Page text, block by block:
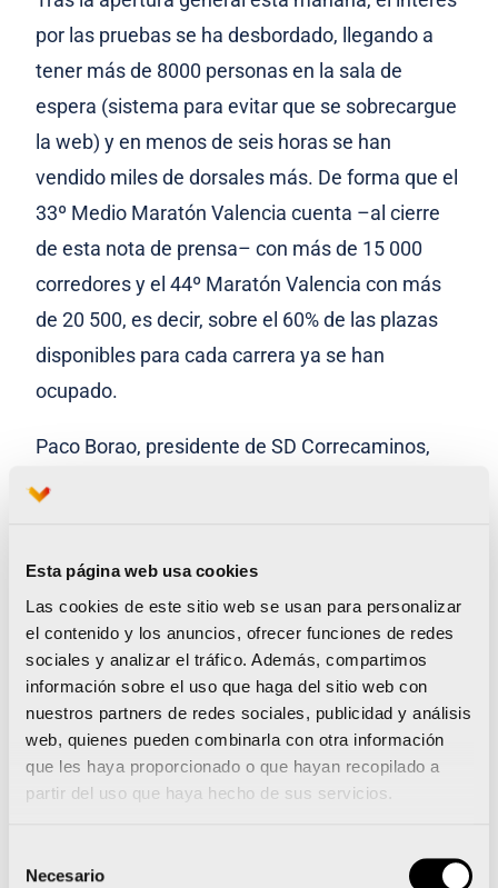
Esta página web usa cookies
Las cookies de este sitio web se usan para personalizar
el contenido y los anuncios, ofrecer funciones de redes
sociales y analizar el tráfico. Además, compartimos
información sobre el uso que haga del sitio web con
nuestros partners de redes sociales, publicidad y análisis
web, quienes pueden combinarla con otra información
que les haya proporcionado o que hayan recopilado a
partir del uso que haya hecho de sus servicios.
Necesario
por las pruebas se ha desbordado, llegando a
tener más de 8000 personas en la sala de
espera (sistema para evitar que se sobrecargue
la web) y en menos de seis horas se han
vendido miles de dorsales más. De forma que el
33º Medio Maratón Valencia cuenta –al cierre
de esta nota de prensa– con más de 15 000
corredores y el 44º Maratón Valencia con más
de 20 500, es decir, sobre el 60% de las plazas
disponibles para cada carrera ya se han
ocupado.
Paco Borao, presidente de SD Correcaminos,
entidad organizadora de las pruebas, ha
Medio Maratón Valencia, que
“era el sueño que
empezó de unos locos que nos gustaba correr
hace más de 40 años, es cada año el sueño de
más personas” .
Para 2024, ambas carreras han ampliado
aumenta hasta 25 000 dorsales (3000 más),